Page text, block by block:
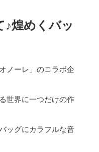
♪煌めくバッ
ノーレ」のコラボ企
世界に一つだけの作
ッグにカラフルな音